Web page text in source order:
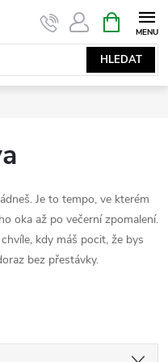
HLEDAT
NÁKUPNÍ
KOŠÍK
Je to tempo, ve kterém
oka až po večerní zpomalení.
kdy máš pocit, že bys
bez přestávky.